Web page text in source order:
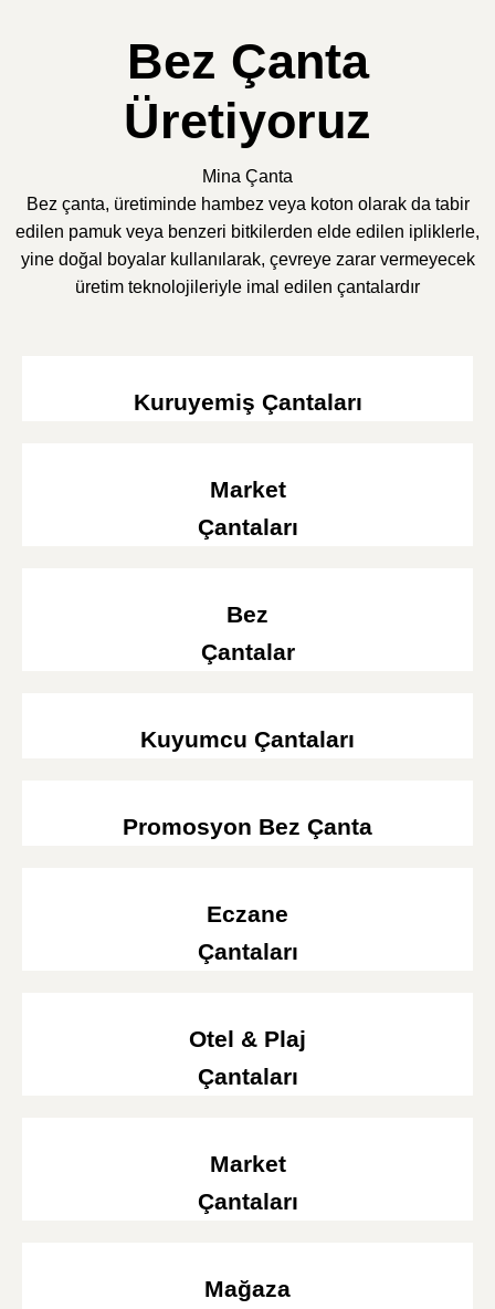
Bez Çanta
Üretiyoruz
Mina Çanta
Bez çanta, üretiminde hambez veya koton olarak da tabir
edilen pamuk veya benzeri bitkilerden elde edilen ipliklerle,
yine doğal boyalar kullanılarak, çevreye zarar vermeyecek
üretim teknolojileriyle imal edilen çantalardır
Kuruyemiş Çantaları
Market
Çantaları
Bez
Çantalar
Kuyumcu Çantaları
Promosyon Bez Çanta
Eczane
Çantaları
Otel & Plaj
Çantaları
Market
Çantaları
Mağaza